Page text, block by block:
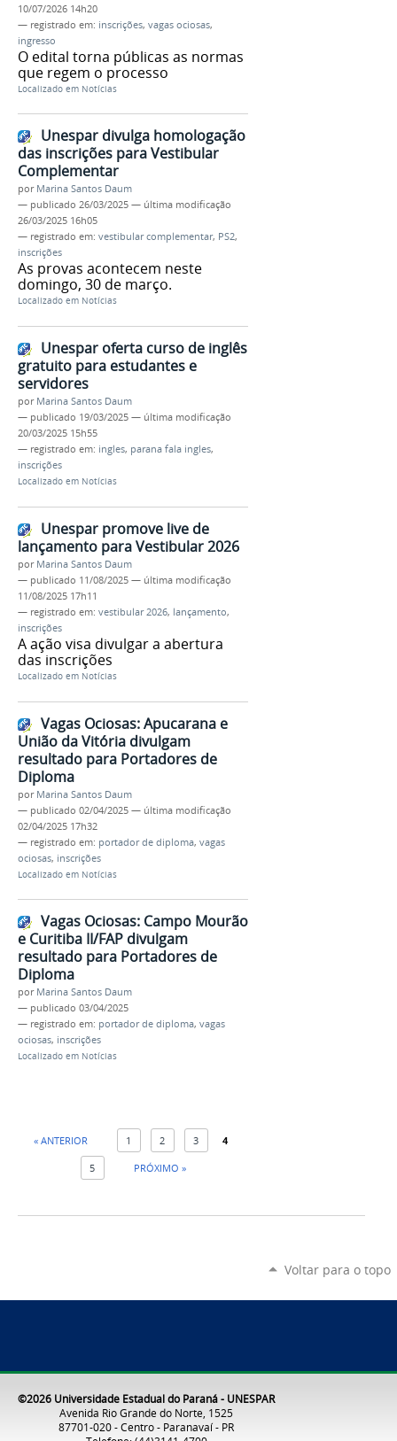
10/07/2026 14h20
— registrado em: inscrições, vagas ociosas,
ingresso
O edital torna públicas as normas
que regem o processo
Localizado em Notícias
Unespar divulga homologação
das inscrições para Vestibular
Complementar
por Marina Santos Daum
— publicado 26/03/2025 — última modificação
26/03/2025 16h05
— registrado em: vestibular complementar, PS2,
inscrições
As provas acontecem neste
domingo, 30 de março.
Localizado em Notícias
Unespar oferta curso de inglês
gratuito para estudantes e
servidores
por Marina Santos Daum
— publicado 19/03/2025 — última modificação
20/03/2025 15h55
— registrado em: ingles, parana fala ingles,
inscrições
Localizado em Notícias
Unespar promove live de
lançamento para Vestibular 2026
por Marina Santos Daum
— publicado 11/08/2025 — última modificação
11/08/2025 17h11
— registrado em: vestibular 2026, lançamento,
inscrições
A ação visa divulgar a abertura
das inscrições
Localizado em Notícias
Vagas Ociosas: Apucarana e
União da Vitória divulgam
resultado para Portadores de
Diploma
por Marina Santos Daum
— publicado 02/04/2025 — última modificação
02/04/2025 17h32
— registrado em: portador de diploma, vagas
ociosas, inscrições
Localizado em Notícias
Vagas Ociosas: Campo Mourão
e Curitiba II/FAP divulgam
resultado para Portadores de
Diploma
por Marina Santos Daum
— publicado 03/04/2025
— registrado em: portador de diploma, vagas
ociosas, inscrições
Localizado em Notícias
« ANTERIOR 1 2 3 4
5 PRÓXIMO »
Voltar para o topo
©2026 Universidade Estadual do Paraná - UNESPAR
Avenida Rio Grande do Norte, 1525
87701-020 - Centro - Paranavaí - PR